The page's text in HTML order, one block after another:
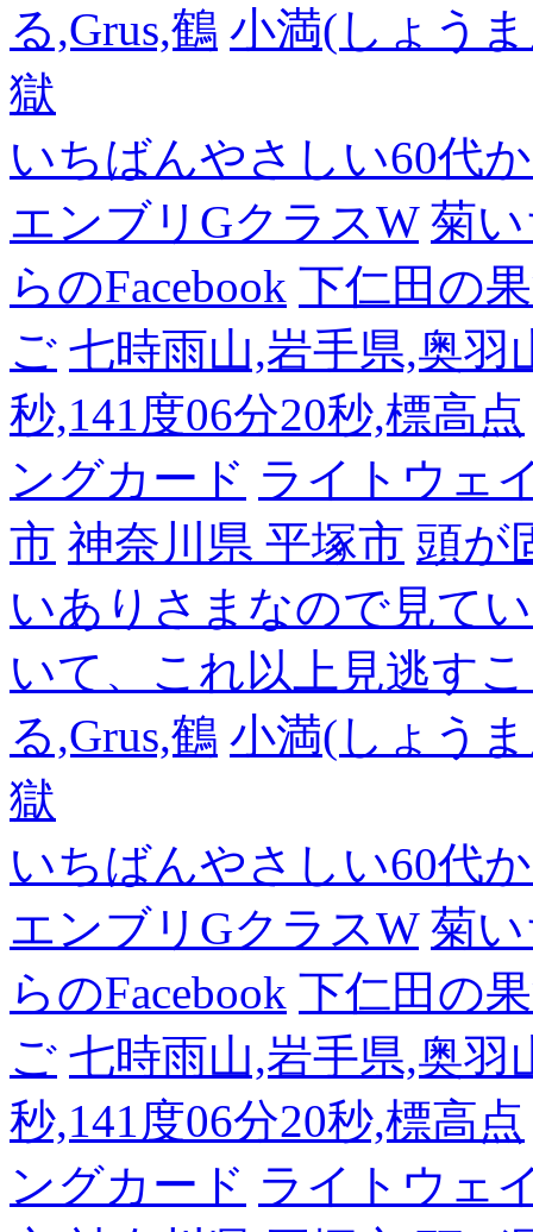
る,Grus,鶴 小満(しょう
獄
いちばんやさしい60代
エンブリGクラスW 菊
らのFacebook 下仁田の
ご 七時雨山,岩手県,奥羽
秒,141度06分20秒,標高点
ングカード ライトウェ
市 神奈川県 平塚市 頭が
いありさまなので見て
いて、これ以上見逃す
る,Grus,鶴 小満(しょう
獄
いちばんやさしい60代
エンブリGクラスW 菊
らのFacebook 下仁田の
ご 七時雨山,岩手県,奥羽
秒,141度06分20秒,標高点
ングカード ライトウェ